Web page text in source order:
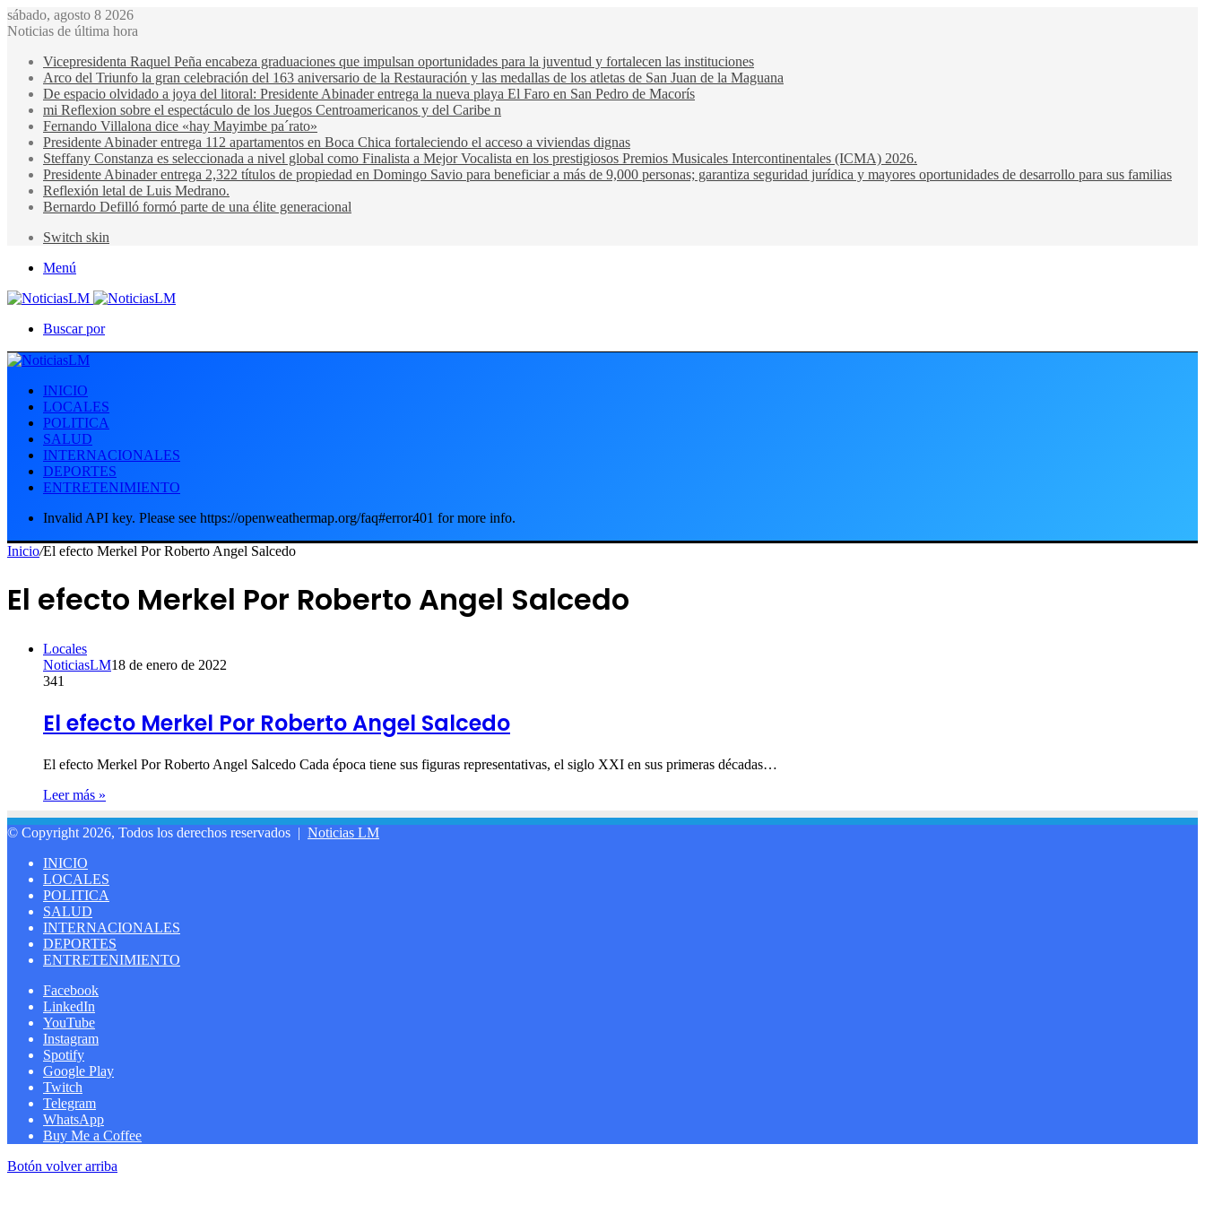
sábado, agosto 8 2026
Noticias de última hora
Vicepresidenta Raquel Peña encabeza graduaciones que impulsan oportunidades para la juventud y fortalecen las instituciones
Arco del Triunfo la gran celebración del 163 aniversario de la Restauración y las medallas de los atletas de San Juan de la Maguana
De espacio olvidado a joya del litoral: Presidente Abinader entrega la nueva playa El Faro en San Pedro de Macorís
mi Reflexion sobre el espectáculo de los Juegos Centroamericanos y del Caribe n
Fernando Villalona dice «hay Mayimbe pa´rato»
Presidente Abinader entrega 112 apartamentos en Boca Chica fortaleciendo el acceso a viviendas dignas
Steffany Constanza es seleccionada a nivel global como Finalista a Mejor Vocalista en los prestigiosos Premios Musicales Intercontinentales (ICMA) 2026.
Presidente Abinader entrega 2,322 títulos de propiedad en Domingo Savio para beneficiar a más de 9,000 personas; garantiza seguridad jurídica y mayores oportunidades de desarrollo para sus familias
Reflexión letal de Luis Medrano.
Bernardo Defilló formó parte de una élite generacional
Switch skin
Menú
Buscar por
INICIO
LOCALES
POLITICA
SALUD
INTERNACIONALES
DEPORTES
ENTRETENIMIENTO
Invalid API key. Please see https://openweathermap.org/faq#error401 for more info.
Inicio/El efecto Merkel Por Roberto Angel Salcedo
El efecto Merkel Por Roberto Angel Salcedo
Locales
NoticiasLM18 de enero de 2022
341
El efecto Merkel Por Roberto Angel Salcedo
El efecto Merkel Por Roberto Angel Salcedo Cada época tiene sus figuras representativas, el siglo XXI en sus primeras décadas…
Leer más »
© Copyright 2026, Todos los derechos reservados | Noticias LM
INICIO
LOCALES
POLITICA
SALUD
INTERNACIONALES
DEPORTES
ENTRETENIMIENTO
Facebook
LinkedIn
YouTube
Instagram
Spotify
Google Play
Twitch
Telegram
WhatsApp
Buy Me a Coffee
Botón volver arriba